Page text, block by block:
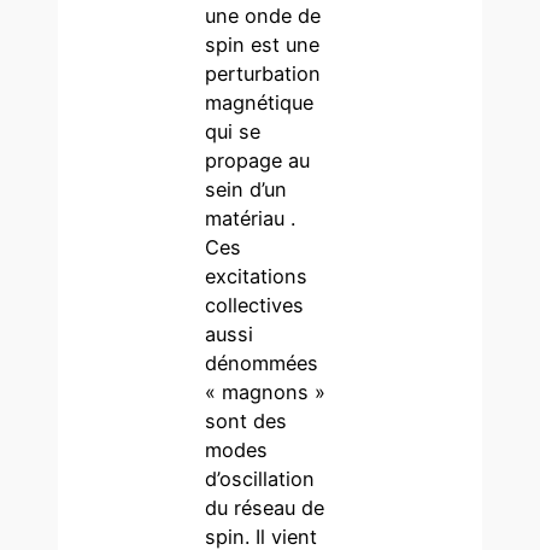
une onde de
spin est une
perturbation
magnétique
qui se
propage au
sein d’un
matériau .
Ces
excitations
collectives
aussi
dénommées
« magnons »
sont des
modes
d’oscillation
du réseau de
spin. Il vient